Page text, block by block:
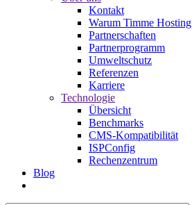
Kontakt
Warum Timme Hosting
Partnerschaften
Partnerprogramm
Umweltschutz
Referenzen
Karriere
Technologie
Übersicht
Benchmarks
CMS-Kompatibilität
ISPConfig
Rechenzentrum
Blog